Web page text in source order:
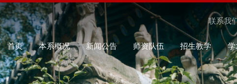
联系我
首页 本系概况 新闻公告 师资队伍 招生教学 学